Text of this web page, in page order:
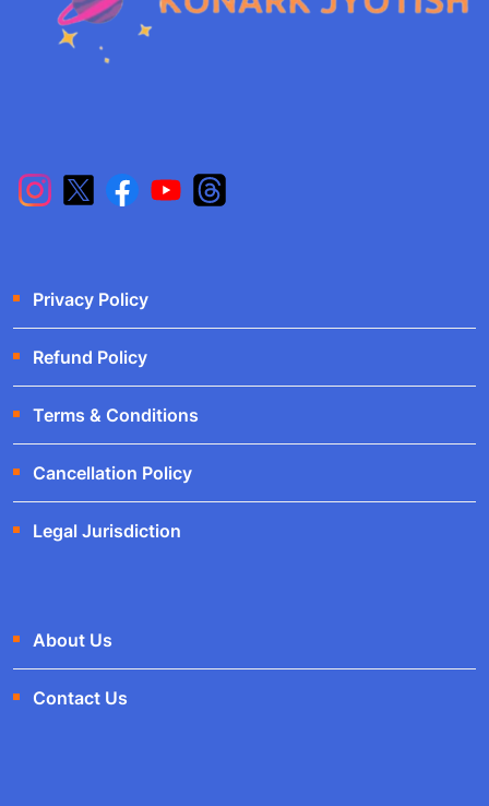
Privacy Policy
Refund Policy
Terms & Conditions
Cancellation Policy
Legal Jurisdiction
About Us
Contact Us